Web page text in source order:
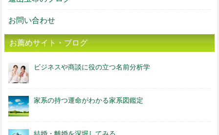
お問い合わせ
お薦めサイト・ブログ
ビジネスや商談に役の立つ名前分析学
家系の持つ運命がわかる家系図鑑定